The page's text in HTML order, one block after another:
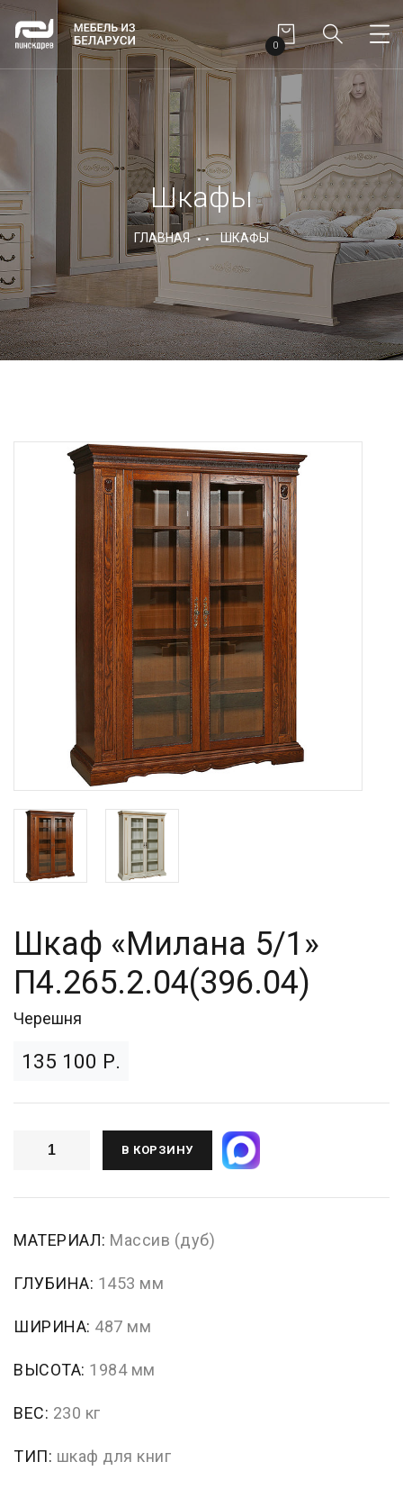
0
Шкафы
ГЛАВНАЯ ШКАФЫ
Шкаф «Милана 5/1»
П4.265.2.04(396.04)
Черешня
135 100 Р.
В КОРЗИНУ
МАТЕРИАЛ: Массив (дуб)
ГЛУБИНА: 1453 мм
ШИРИНА: 487 мм
ВЫСОТА: 1984 мм
ВЕС: 230 кг
ТИП: шкаф для книг